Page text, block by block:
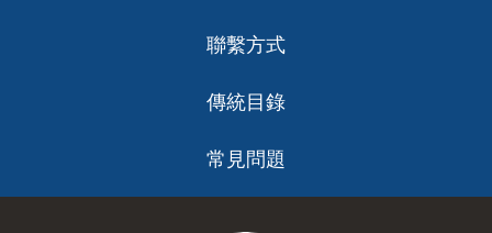
聯繫方式
傳統目錄
常見問題